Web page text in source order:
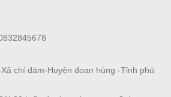
chí đám-Huyện đoan hùng -Tỉnh phú